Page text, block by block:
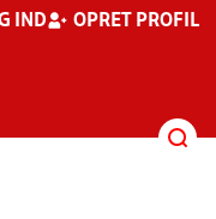
IND OPRET PROFIL